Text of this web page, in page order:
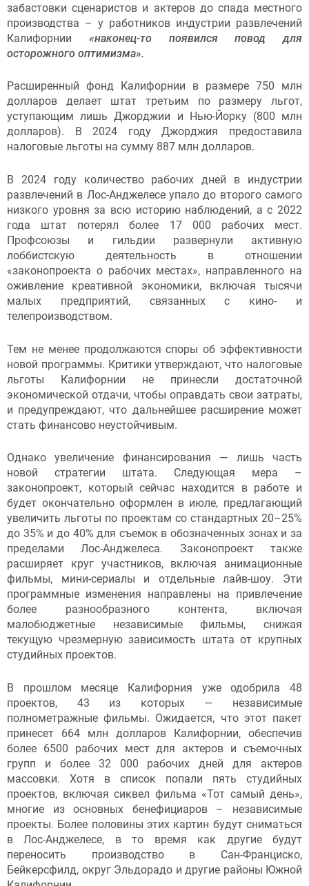
забастовки сценаристов и актеров до спада местного
производства – у работников индустрии развлечений
Калифорнии «наконец-то появился повод для
осторожного оптимизма».
Расширенный фонд Калифорнии в размере 750 млн
долларов делает штат третьим по размеру льгот,
уступающим лишь Джорджии и Нью-Йорку (800 млн
долларов). В 2024 году Джорджия предоставила
налоговые льготы на сумму 887 млн долларов.
В 2024 году количество рабочих дней в индустрии
развлечений в Лос-Анджелесе упало до второго самого
низкого уровня за всю историю наблюдений, а с 2022
года штат потерял более 17 000 рабочих мест.
Профсоюзы и гильдии развернули активную
лоббистскую деятельность в отношении
«законопроекта о рабочих местах», направленного на
оживление креативной экономики, включая тысячи
малых предприятий, связанных с кино- и
телепроизводством.
Тем не менее продолжаются споры об эффективности
новой программы. Критики утверждают, что налоговые
льготы Калифорнии не принесли достаточной
экономической отдачи, чтобы оправдать свои затраты,
и предупреждают, что дальнейшее расширение может
стать финансово неустойчивым.
Однако увеличение финансирования — лишь часть
новой стратегии штата. Следующая мера –
законопроект, который сейчас находится в работе и
будет окончательно оформлен в июле, предлагающий
увеличить льготы по проектам со стандартных 20–25%
до 35% и до 40% для съемок в обозначенных зонах и за
пределами Лос-Анджелеса. Законопроект также
расширяет круг участников, включая анимационные
фильмы, мини-сериалы и отдельные лайв-шоу. Эти
программные изменения направлены на привлечение
более разнообразного контента, включая
малобюджетные независимые фильмы, снижая
текущую чрезмерную зависимость штата от крупных
студийных проектов.
В прошлом месяце Калифорния уже одобрила 48
проектов, 43 из которых — независимые
полнометражные фильмы. Ожидается, что этот пакет
принесет 664 млн долларов Калифорнии, обеспечив
более 6500 рабочих мест для актеров и съемочных
групп и более 32 000 рабочих дней для актеров
массовки. Хотя в список попали пять студийных
проектов, включая сиквел фильма «Тот самый день»,
многие из основных бенефициаров – независимые
проекты. Более половины этих картин будут сниматься
в Лос-Анджелесе, в то время как другие будут
переносить производство в Сан-Франциско,
Бейкерсфилд, округ Эльдорадо и другие районы Южной